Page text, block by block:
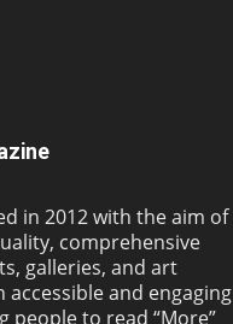
in 2012 with the aim of
comprehensive
galleries, and art
accessible and engaging
people to read “More”